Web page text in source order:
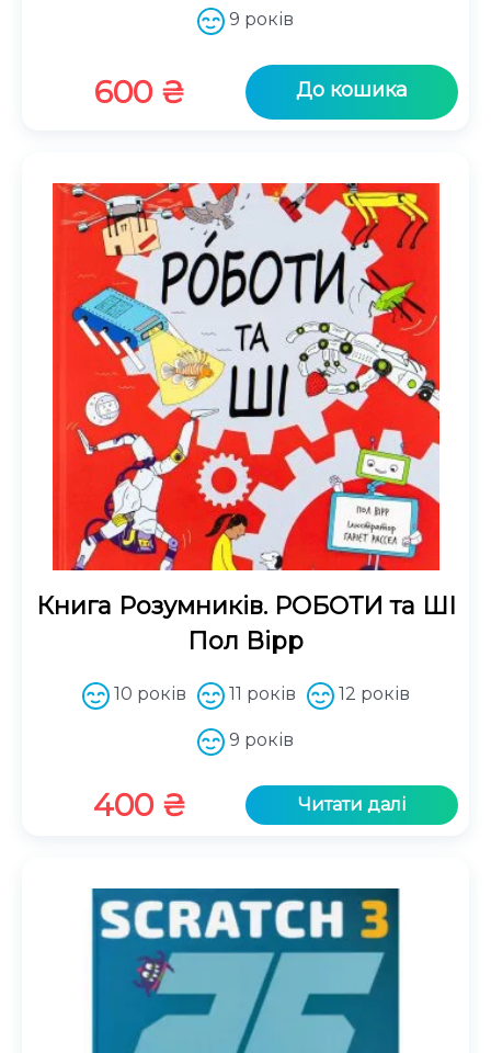
9 років
600 ₴ До кошика
Книга Розумників. РОБОТИ та ШІ
Пол Вірр
10 років 11 років 12 років
9 років
400 ₴ Читати далі